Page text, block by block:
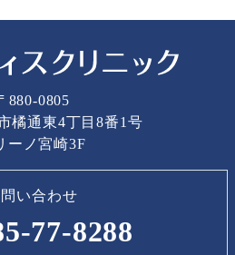
880-0805
橘通東4丁目8番1号
ーノ宮崎3F
い合わせ
77-8288